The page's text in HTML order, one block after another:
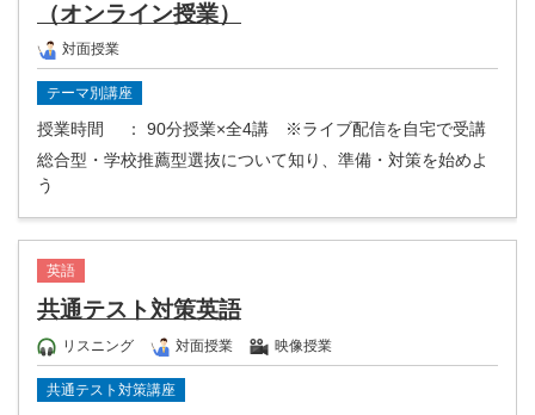
（オンライン授業）
対面授業
テーマ別講座
授業時間
： 90分授業×全4講 ※ライブ配信を自宅で受講
総合型・学校推薦型選抜について知り、準備・対策を始めよ
う
英語
共通テスト対策英語
リスニング 対面授業 映像授業
共通テスト対策講座